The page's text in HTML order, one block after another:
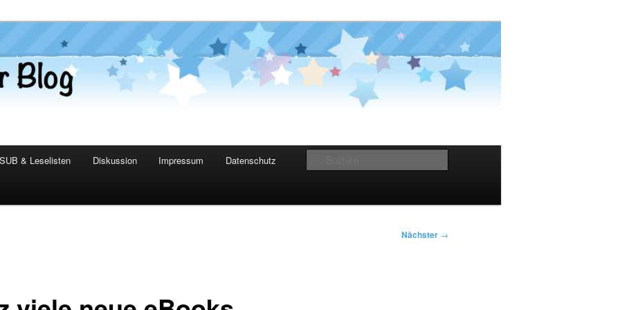
Blog
SUB & Leselisten Diskussion Impressum Datenschutz
Nächster →